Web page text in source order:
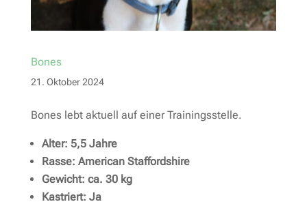
Bones
21. Oktober 2024
Bones lebt aktuell auf einer Trainingsstelle.
Alter: 5,5 Jahre
Rasse: American Staffordshire
Gewicht: ca. 30 kg
Kastriert: Ja